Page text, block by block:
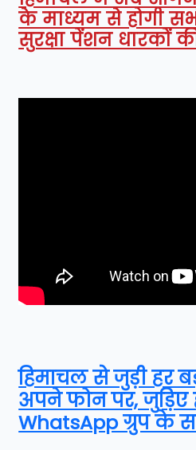
के माध्यम से होगी
सुरक्षा पेंशन धारकों
हिमाचल से जुड़ी हर
अपने फोन पर, जुड़िए
WhatsApp ग्रुप के